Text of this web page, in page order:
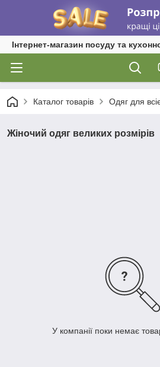
Інтернет-магазин посуду та
Каталог товарів Одяг для
Жіночий одяг великих розмірів
У компанії поки немає